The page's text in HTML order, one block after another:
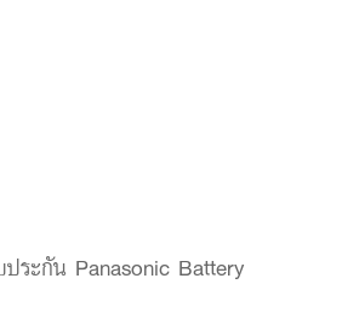
ประกัน Panasonic Battery